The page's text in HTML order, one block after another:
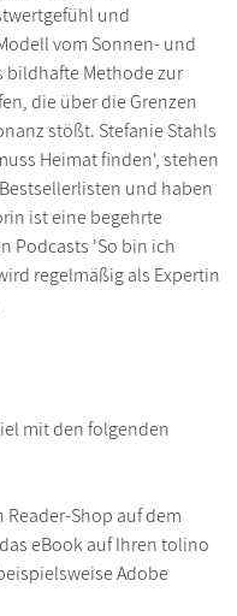
und
vom Sonnen- und
bildhafte Methode zur
die über die Grenzen
stößt. Stefanie Stahls
Heimat finden', stehen
und haben
ist eine begehrte
Podcasts 'So bin ich
regelmäßig als Expertin
mit den folgenden
Shop auf dem
eBook auf Ihren tolino
Adobe